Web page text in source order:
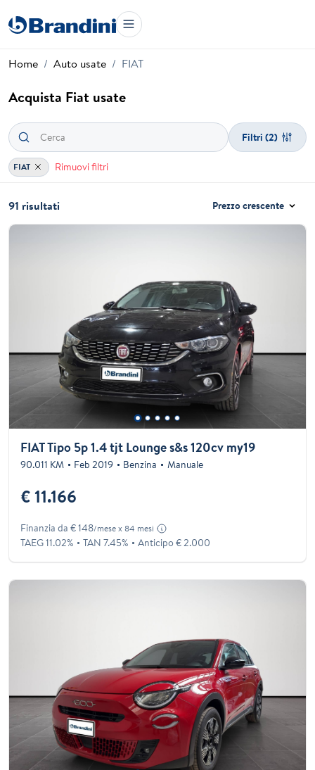
Home Auto usate FIAT
Acquista Fiat usate
Filtri (2)
FIAT Rimuovi filtri
91 risultati Prezzo crescente
FIAT Tipo 5p 1.4 tjt Lounge s&s 120cv my19
90.011 KM Feb 2019 Benzina Manuale
€ 11.166
Finanzia da € 148/mese x 84 mesi
TAEG 11.02% TAN 7.45% Anticipo € 2.000